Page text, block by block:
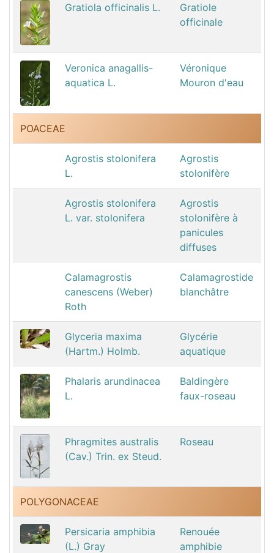
Gratiola officinalis L.
Gratiole
officinale
Veronica anagallis-
aquatica L.
Véronique
Mouron d'eau
POACEAE
Agrostis stolonifera
L.
Agrostis
stolonifère
Agrostis stolonifera
L. var. stolonifera
Agrostis
stolonifère à
panicules
diffuses
Calamagrostis
canescens (Weber)
Roth
Calamagrostide
blanchâtre
Glyceria maxima
(Hartm.) Holmb.
Glycérie
aquatique
Phalaris arundinacea
L.
Baldingère
faux-roseau
Phragmites australis
(Cav.) Trin. ex Steud.
Roseau
POLYGONACEAE
Persicaria amphibia
(L.) Gray
Renouée
amphibie